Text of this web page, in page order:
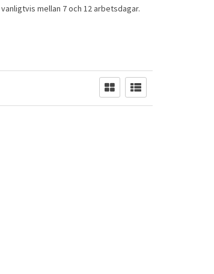
mellan 7 och 12 arbetsdagar.